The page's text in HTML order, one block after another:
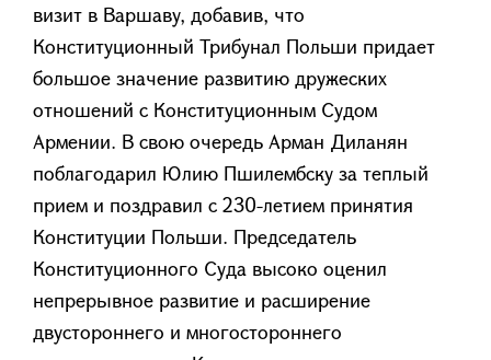
визит в Варшаву, добавив, что
Конституционный Трибунал Польши придает
большое значение развитию дружеских
отношений с Конституционным Судом
Армении. В свою очередь Арман Диланян
поблагодарил Юлию Пшилембску за теплый
прием и поздравил с 230-летием принятия
Конституции Польши. Председатель
Конституционного Суда высоко оценил
непрерывное развитие и расширение
двустороннего и многостороннего